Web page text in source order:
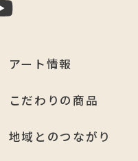
アート情報
こだわりの商品
地域とのつながり